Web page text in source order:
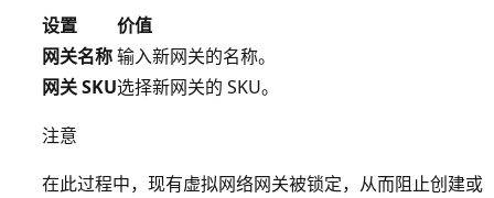
设置
价值
网关名称输入新网关的名称。
网关 SKU选择新网关的 SKU。
注意
在此过程中，现有虚拟网络网关被锁定，从而阻止创建或